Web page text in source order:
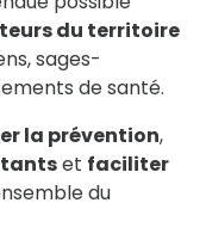
du territoire
sages-
de santé.
la prévention,
et faciliter
du